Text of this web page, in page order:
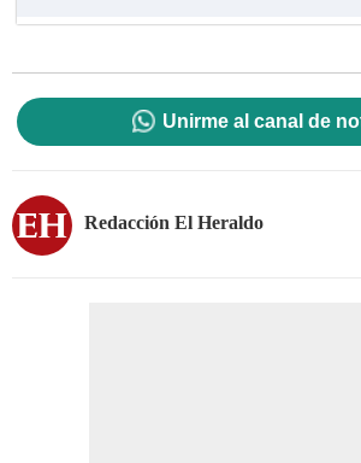
Unirme al canal de
Redacción El Heraldo